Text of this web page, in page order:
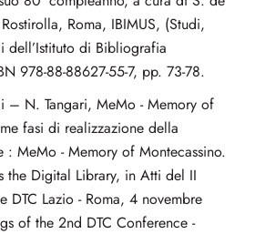
Roma, IBIMUS, (Studi,
dell’Istituto di Bibliografia
978-88-88627-55-7, pp. 73-78.
– N. Tangari, MeMo - Memory of
fasi di realizzazione della
: MeMo - Memory of Montecassino.
the Digital Library, in Atti del II
DTC Lazio - Roma, 4 novembre
of the 2nd DTC Conference -